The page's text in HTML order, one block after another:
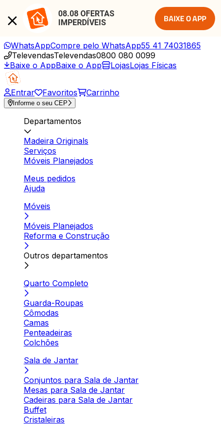
08.08 OFERTAS
IMPERDÍVEIS
BAIXE O APP
WhatsAppCompre pelo WhatsApp55 41 74031865
TelevendasTelevendas0800 080 0099
Baixe o AppBaixe o App LojasLojas Físicas
Entrar Favoritos Carrinho
Informe o seu CEP
Departamentos
Madeira Originals
Serviços
Móveis Planejados
Meus pedidos
Ajuda
Móveis
Móveis Planejados
Reforma e Construção
Outros departamentos
Quarto Completo
Guarda-Roupas
Cômodas
Camas
Penteadeiras
Colchões
Sala de Jantar
Conjuntos para Sala de Jantar
Mesas para Sala de Jantar
Cadeiras para Sala de Jantar
Buffet
Cristaleiras